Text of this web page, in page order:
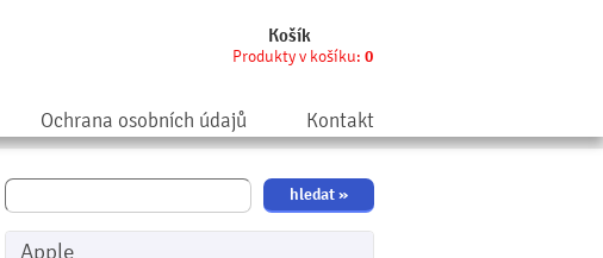
Košík
Produkty v košíku: 0
Ochrana osobních údajů Kontakt
Apple